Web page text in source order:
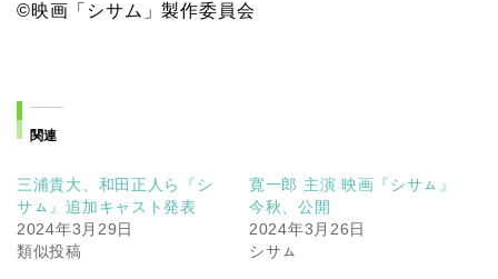
©映画「シサム」製作委員会
関連
三浦貴大、和田正人ら『シ
サㇺ』追加キャスト発表
2024年3月29日
類似投稿
寛一郎 主演 映画『シサㇺ』
今秋、公開
2024年3月26日
シサㇺ